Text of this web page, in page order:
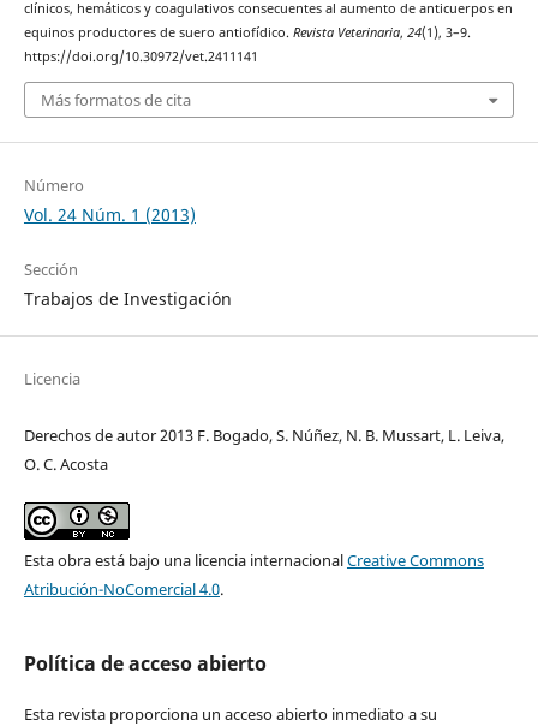
clínicos, hemáticos y coagulativos consecuentes al aumento de anticuerpos en
equinos productores de suero antiofídico. Revista Veterinaria, 24(1), 3–9.
https://doi.org/10.30972/vet.2411141
Más formatos de cita
Número
Vol. 24 Núm. 1 (2013)
Sección
Trabajos de Investigación
Licencia
Derechos de autor 2013 F. Bogado, S. Núñez, N. B. Mussart, L. Leiva,
O. C. Acosta
Esta obra está bajo una licencia internacionalCreative Commons
Atribución-NoComercial 4.0.
Política de acceso abierto
Esta revista proporciona un acceso abierto inmediato a su